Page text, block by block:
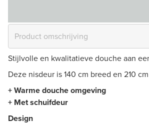
Stijlvolle en kwalitatieve douche aan
Deze nisdeur is 140 cm breed en 210
+ Warme douche omgeving
+ Met schuifdeur
Design